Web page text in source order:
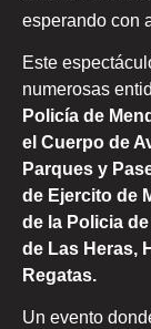
esperando con
Este
numerosas
Policía de
el Cuerpo de
Parques y
de Ejercito de
de la Policia
de Las Heras,
Regatas.
Un evento